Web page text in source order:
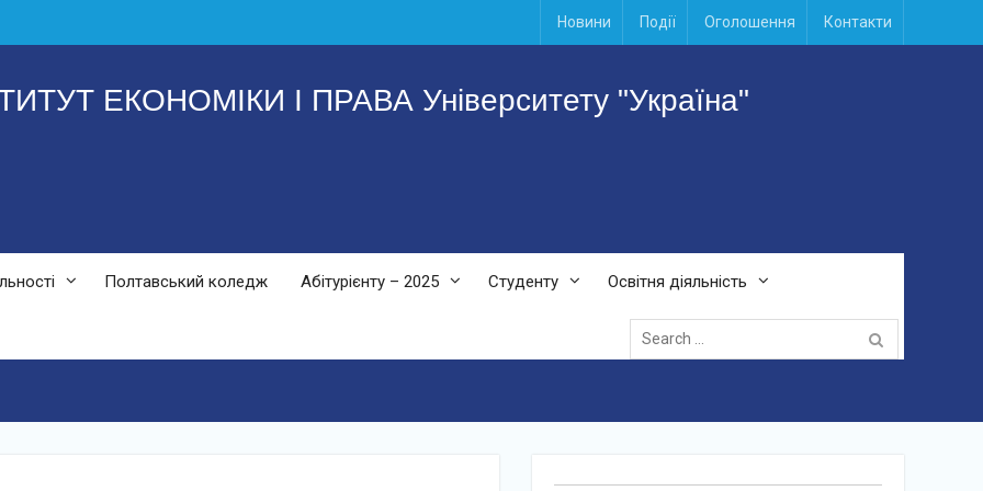
Новини Події Оголошення Контакти
ЕКОНОМІКИ І ПРАВА Університету "Україна"
Полтавський коледж Абітурієнту – 2025 Студенту Освітня діяльність
Search
for: